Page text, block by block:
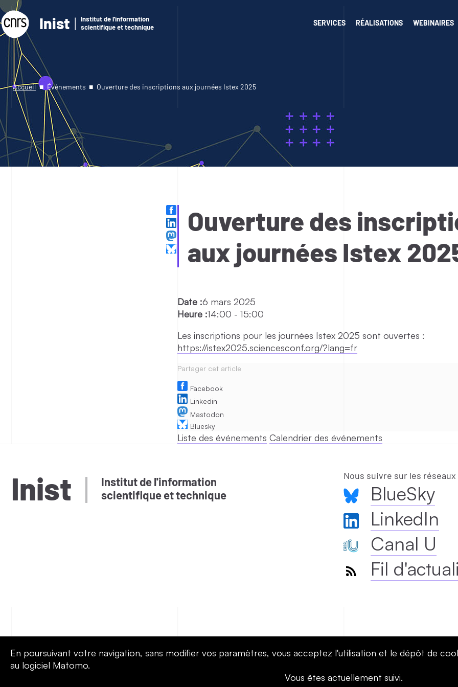
Inist
Institut de l'information
scientifique et technique
SERVICES RÉALISATIONS WEBINAIRES
Accueil Évènements Ouverture des inscriptions aux journées Istex 2025
Ouverture des
aux journées Istex
Date :6 mars 2025
Heure :14:00 - 15:00
Les inscriptions pour les journées Istex 2025 sont ouvertes :
https://istex2025.sciencesconf.org/?lang=fr
Partager cet article
Facebook
Linkedin
Mastodon
Bluesky
Liste des événements Calendrier des événements
Inist
Institut de l'information
scientifique et technique
Nous suivre sur les
BlueSky
LinkedIn
Canal U
Fil
Nous contacter Venir nous voir Inist-CNRS : Offres
En poursuivant votre navigation, sans modifier vos paramètres, vous acceptez l'utilisation et le dépôt de
au logiciel Matomo.
Vous êtes actuellement suivi.